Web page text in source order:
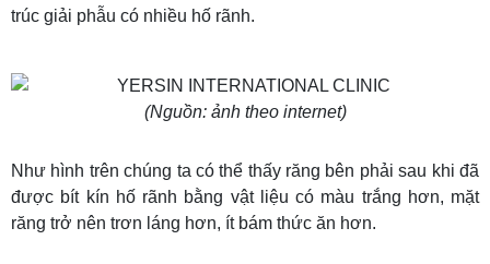
trúc giải phẫu có nhiều hố rãnh.
(Nguồn: ảnh theo internet)
Như hình trên chúng ta có thể thấy răng bên phải sau khi đã
được bít kín hố rãnh bằng vật liệu có màu trắng hơn, mặt
răng trở nên trơn láng hơn, ít bám thức ăn hơn.